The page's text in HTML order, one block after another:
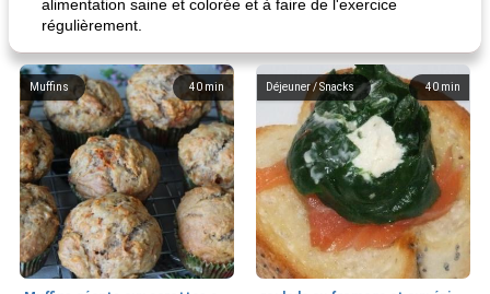
alimentation saine et colorée et à faire de l'exercice
régulièrement.
40 min
Muffins 40 min
Déjeuner / Snacks